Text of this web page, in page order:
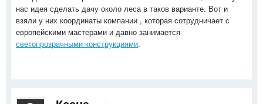
нас идея сделать дачу около леса в таков варианте. Вот и
взяли у них координаты компании , которая сотрудничает с
европейскими мастерами и давно занимается
светопрозрачными конструкциями.